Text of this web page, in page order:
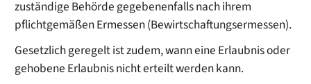
zuständige Behörde gegebenenfalls nach ihrem
pflichtgemäßen Ermessen (Bewirtschaftungsermessen).
Gesetzlich geregelt ist zudem, wann eine Erlaubnis oder
gehobene Erlaubnis nicht erteilt werden kann.